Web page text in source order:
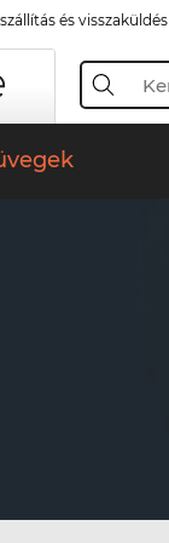
és visszaküldés